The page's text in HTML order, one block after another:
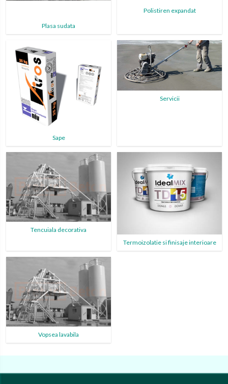
Plasa sudata
Polistiren expandat
Sape
Servicii
Tencuiala decorativa
Termoizolatie si finisaje interioare
Vopsea lavabila